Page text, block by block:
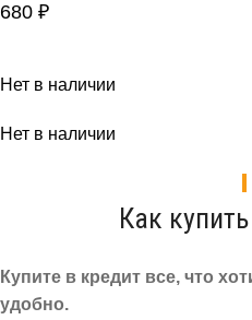
680 ₽
Нет в наличии
Нет в наличии
Как
Купите в кредит все, что
удобно.